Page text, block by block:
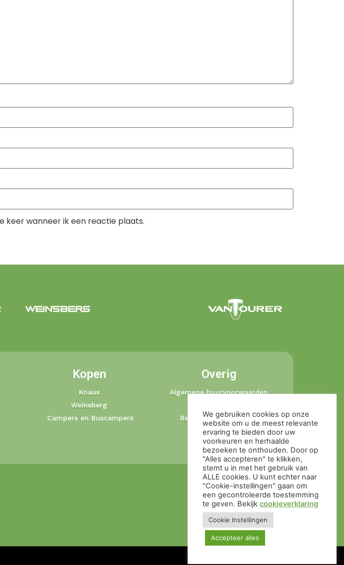
keer wanneer ik een reactie plaats.
Kopen
Knaus
Weinsberg
Campers en Buscampers
Overig
Algemene huurvoorwaarden
Betalingsvoorwaarden
Ophaal en retour
Cookieverklaring
We gebruiken cookies op onze
website om u de meest relevante
ervaring te bieden door uw
voorkeuren en herhaalde
bezoeken te onthouden. Door op
"Alles accepteren" te klikken,
stemt u in met het gebruik van
ALLE cookies. U kunt echter naar
"Cookie-instellingen" gaan om
een ​​gecontroleerde toestemming
te geven. Bekijk cookieverklaring
Cookie Instellingen
Accepteer alles